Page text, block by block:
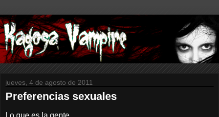
jueves, 4 de agosto de 2011
Preferencias sexuales
Lo que es la gente...